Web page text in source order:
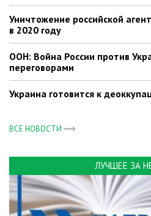
Уничтожение российской
в 2020 году
ООН: Война России против
переговорами
Украина готовится к
ВСЕ НОВОСТИ
ЛУЧШЕЕ ЗА